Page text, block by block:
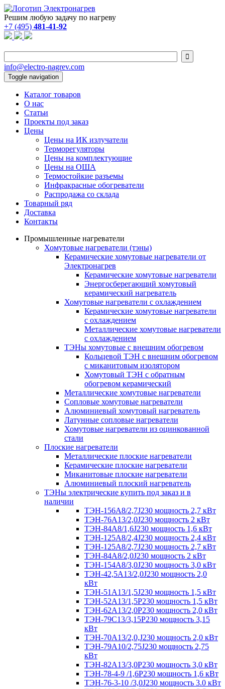
Решим любую задачу по нагреву
+7 (495) 481-41-92

info@electro-nagrev.com
Toggle navigation
Каталог товаров
О нас
Статьи
Проекты под заказ
Цены
Цены на ИК излучатели
Терморегуляторы
Цены на комплектующие
Цены на ОША
Термостойкие разъемы
Инфракрасные обогреватели
Распродажа со склада
Товарный ряд
Доставка
Контакты
Промышленные нагреватели
Хомутовые нагреватели (тэны)
Керамические хомутовые нагреватели от
Электронагрев
Керамические хомутовые нагреватели
Энергосберегающий хомутовый
керамический нагреватель
Хомутовые нагреватели с охлаждением
Керамические хомутовые нагреватели
с охлаждением
Металлические хомутовые нагреватели
с охлаждением
ТЭНы хомутовые с внешним обогревом
Кольцевой ТЭН с внешним обогревом
с миканитовым изолятором
Хомутовый ТЭН с обратным
обогревом керамический
Металлические хомутовые нагреватели
Сопловые хомутовые нагреватели
Алюминиевый хомутовый нагреватель
Латунные сопловые нагреватели
Хомутовые нагреватели из оцинкованной
стали
Плоские нагреватели
Металлические плоские нагреватели
Керамические плоские нагреватели
Миканитовые плоские нагреватели
Алюминиевый плоский нагреватель
ТЭНы электрические купить под заказ и в
наличии
ТЭН-156А8/2,7J230 мощность 2,7 кВт
ТЭН-76А13/2,0J230 мощность 2 кВт
ТЭН-84А8/1,6J230 мощность 1,6 кВт
ТЭН-125А8/2,4J230 мощность 2,4 кВт
ТЭН-125А8/2,7J230 мощность 2,7 кВт
ТЭН-84А8/2,0J230 мощность 2 кВт
ТЭН-154А8/3,0J230 мощность 3,0 кВт
ТЭН-42,5А13/2,0J230 мощность 2,0
кВт
ТЭН-51А13/1,5J230 мощность 1,5 кВт
ТЭН-52А13/1,5Р230 мощность 1,5 кВт
ТЭН-62А13/2,0Р230 мощность 2,0 кВт
ТЭН-79С13/3,15Р230 мощность 3,15
кВт
ТЭН-70А13/2,0,J230 мощность 2,0 кВт
ТЭН-79А10/2,75J230 мощность 2,75
кВт
ТЭН-82А13/3,0Р230 мощность 3,0 кВт
ТЭН-78-4-9 /1,6P230 мощность 1,6 кВт
ТЭН-76-3-10 /3,0J230 мощность 3.0 кВт